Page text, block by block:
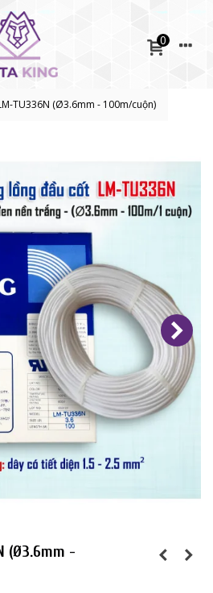
0
TU336N (Ø3.6mm - 100m/cuộn)
(Ø3.6mm -